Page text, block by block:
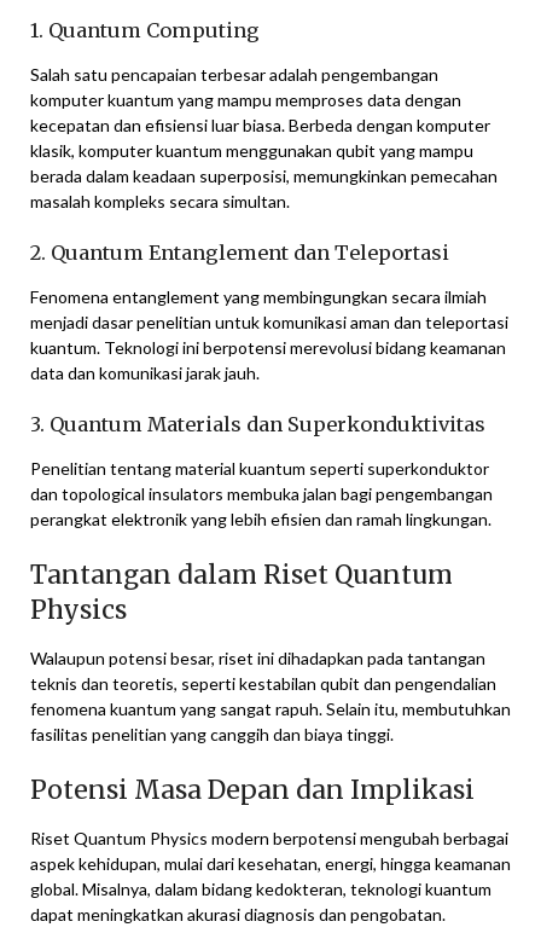
1. Quantum Computing
Salah satu pencapaian terbesar adalah pengembangan
komputer kuantum yang mampu memproses data dengan
kecepatan dan efisiensi luar biasa. Berbeda dengan komputer
klasik, komputer kuantum menggunakan qubit yang mampu
berada dalam keadaan superposisi, memungkinkan pemecahan
masalah kompleks secara simultan.
2. Quantum Entanglement dan Teleportasi
Fenomena entanglement yang membingungkan secara ilmiah
menjadi dasar penelitian untuk komunikasi aman dan teleportasi
kuantum. Teknologi ini berpotensi merevolusi bidang keamanan
data dan komunikasi jarak jauh.
3. Quantum Materials dan Superkonduktivitas
Penelitian tentang material kuantum seperti superkonduktor
dan topological insulators membuka jalan bagi pengembangan
perangkat elektronik yang lebih efisien dan ramah lingkungan.
Tantangan dalam Riset Quantum
Physics
Walaupun potensi besar, riset ini dihadapkan pada tantangan
teknis dan teoretis, seperti kestabilan qubit dan pengendalian
fenomena kuantum yang sangat rapuh. Selain itu, membutuhkan
fasilitas penelitian yang canggih dan biaya tinggi.
Potensi Masa Depan dan Implikasi
Riset Quantum Physics modern berpotensi mengubah berbagai
aspek kehidupan, mulai dari kesehatan, energi, hingga keamanan
global. Misalnya, dalam bidang kedokteran, teknologi kuantum
dapat meningkatkan akurasi diagnosis dan pengobatan.